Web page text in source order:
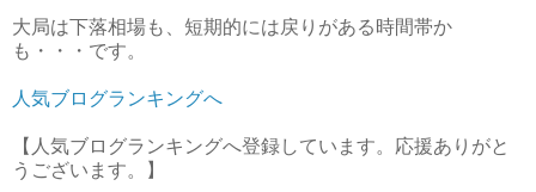
大局は下落相場も、短期的には戻りがある時間帯か
も・・・です。
人気ブログランキングへ
【人気ブログランキングへ登録しています。応援ありがと
うございます。】